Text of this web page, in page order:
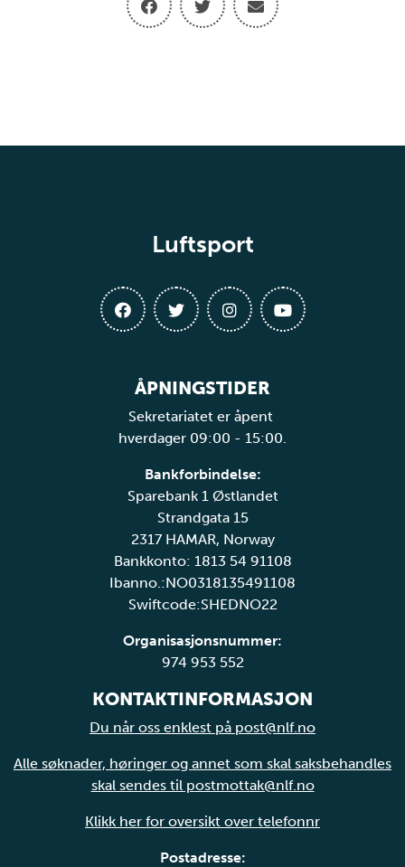
Luftsport
ÅPNINGSTIDER
Sekretariatet er åpent
hverdager 09:00 - 15:00.
Bankforbindelse:
Sparebank 1 Østlandet
Strandgata 15
2317 HAMAR, Norway
Bankkonto: 1813 54 91108
Ibanno.:NO0318135491108
Swiftcode:SHEDNO22
Organisasjonsnummer:
974 953 552
KONTAKTINFORMASJON
Du når oss enklest på post@nlf.no
Alle søknader, høringer og annet som skal saksbehandles
skal sendes til postmottak@nlf.no
Klikk her for oversikt over telefonnr
Postadresse: